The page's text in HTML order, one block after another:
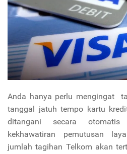
Anda hanya perlu mengingat
tanggal jatuh tempo kartu
ditangani secara
kekhawatiran pemutusan
jumlah tagihan Telkom akan